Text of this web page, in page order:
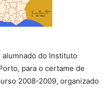
do Instituto
para o certame de
2008-2009, organizado